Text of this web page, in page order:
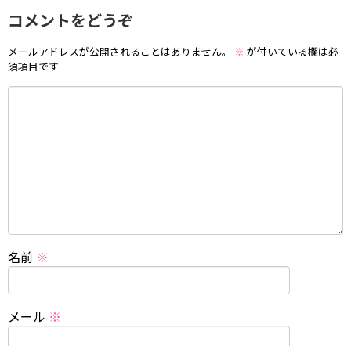
コメントをどうぞ
メールアドレスが公開されることはありません。 ※ が付いている欄は必
須項目です
名前 ※
メール ※